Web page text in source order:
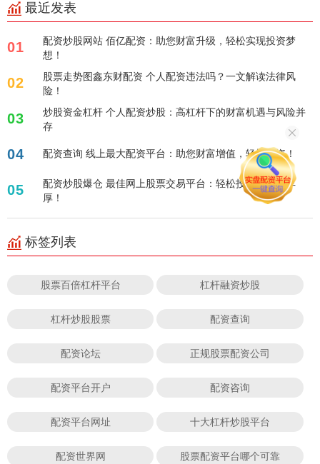
最近发表
01
配资炒股网站 佰亿配资：助您财富升级，轻松实现投资梦
想！
02
股票走势图鑫东财配资 个人配资违法吗？一文解读法律风
险！
03
炒股资金杠杆 个人配资炒股：高杠杆下的财富机遇与风险并
存
04 配资查询 线上最大配资平台：助您财富增值，轻松投资！
05
配资炒股爆仓 最佳网上股票交易平台：轻松投资，回报丰
厚！
标签列表
股票百倍杠杆平台 杠杆融资炒股
杠杆炒股股票 配资查询
配资论坛 正规股票配资公司
配资平台开户 配资咨询
配资平台网址 十大杠杆炒股平台
配资世界网 股票配资平台哪个可靠